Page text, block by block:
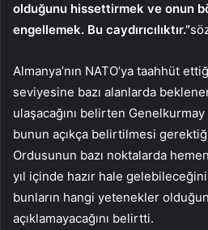
olduğunu hissettirmek ve onun
engellemek. Bu caydırıcılıktır.”
Almanya’nın NATO’ya taahhüt
seviyesine bazı alanlarda
ulaşacağını belirten
bunun açıkça belirtilmesi
Ordusunun bazı noktalarda
yıl içinde hazır hale
bunların hangi yetenekler
açıklamayacağını belirtti.